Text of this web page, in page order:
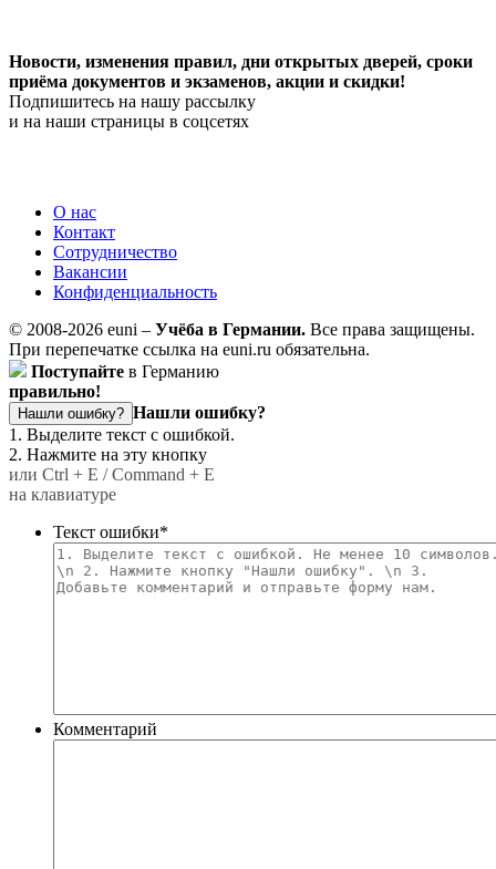
Новости, изменения правил, дни открытых дверей, сроки
приёма документов и экзаменов, акции и скидки!
Подпишитесь на нашу рассылку
и на наши страницы в соцсетях
О нас
Контакт
Сотрудничество
Вакансии
Конфиденциальность
© 2008-2026 euni – Учёба в Германии. Все права защищены.
При перепечатке ссылка на euni.ru обязательна.
Поступайте в Германию
правильно!
Нашли ошибку? Нашли ошибку?
1. Выделите текст с ошибкой.
2. Нажмите на эту кнопку
или Ctrl + E / Command + E
на клавиатуре
Текст ошибки*
Комментарий